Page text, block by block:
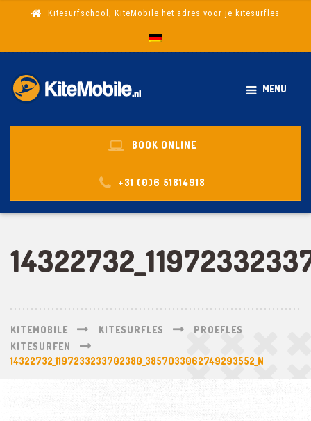
Kitesurfschool, KiteMobile het adres voor je kitesurfles
MENU
BOOK ONLINE
+31 (0)6 51814918
KITEMOBILE KITESURFLES
PROEFLES
KITESURFEN
14322732_1197233233702380_3857033062749293552_N